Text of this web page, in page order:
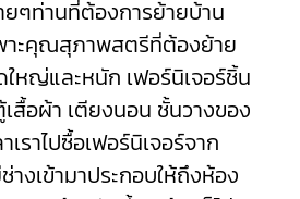
ๆท่านที่ต้องการย้ายบ้าน
าะคุณสุภาพสตรีที่ต้องย้าย
ใหญ่และหนัก เฟอร์นิเจอร์ชิ้น
สื้อผ้า เตียงนอน ชั้นวางของ
ราไปซื้อเฟอร์นิเจอร์จาก
างเข้ามาประกอบให้ถึงห้อง